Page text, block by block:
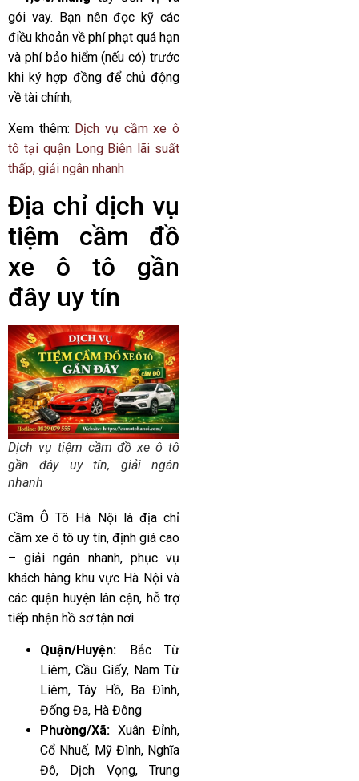
gói vay. Bạn nên đọc kỹ các
điều khoản về phí phạt quá hạn
và phí bảo hiểm (nếu có) trước
khi ký hợp đồng để chủ động
về tài chính,
Xem thêm: Dịch vụ cầm xe ô
tô tại quận Long Biên lãi suất
thấp, giải ngân nhanh
Địa chỉ dịch vụ
tiệm cầm đồ
xe ô tô gần
đây uy tín
Dịch vụ tiệm cầm đồ xe ô tô
gần đây uy tín, giải ngân
nhanh
Cầm Ô Tô Hà Nội là địa chỉ
cầm xe ô tô uy tín, định giá cao
– giải ngân nhanh, phục vụ
khách hàng khu vực Hà Nội và
các quận huyện lân cận, hỗ trợ
tiếp nhận hồ sơ tận nơi.
Quận/Huyện: Bắc Từ
Liêm, Cầu Giấy, Nam Từ
Liêm, Tây Hồ, Ba Đình,
Đống Đa, Hà Đông
Phường/Xã: Xuân Đỉnh,
Cổ Nhuế, Mỹ Đình, Nghĩa
Đô, Dịch Vọng, Trung